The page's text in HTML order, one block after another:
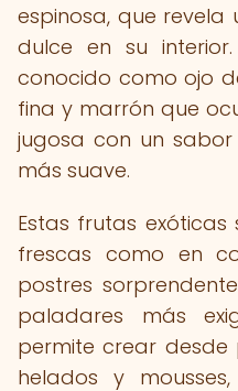
espinosa, que
dulce en su
conocido como ojo
fina y marrón que
jugosa con un
más suave.
Estas frutas
frescas como en
postres
paladares más
permite crear
helados y